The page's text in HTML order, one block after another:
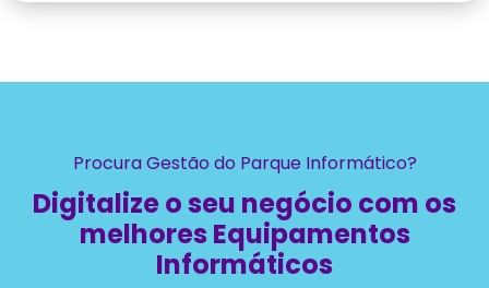
Procura Gestão do Parque Informático?
Digitalize o seu negócio com os
melhores Equipamentos
Informáticos